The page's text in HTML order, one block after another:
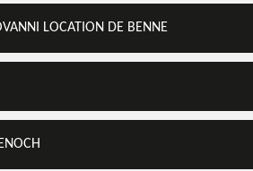
LOCATION DE BENNE